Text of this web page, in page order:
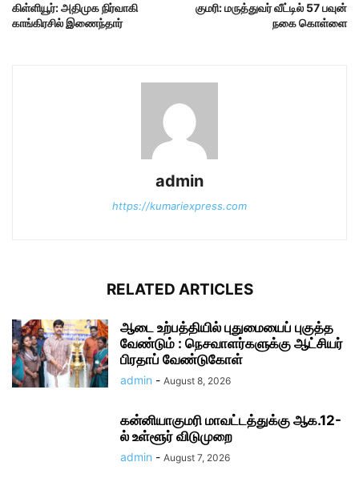
கிள்ளியூர்: அதிமுக நிர்வாகி
காங்கிரசில் இணைந்தார்
குமரி: மருத்துவர் வீட்டில் 57 பவுன்
நகை கொள்ளை
admin
https://kumariexpress.com
RELATED ARTICLES
ஆடை உற்பத்தியில் புதுமையைப் புகுத்த
வேண்டும் : நெசவாளர்களுக்கு ஆட்சியர்
பிரதாப் வேண்டுகோள்
admin - August 8, 2026
கன்னியாகுமரி மாவட்டத்துக்கு ஆக.12-
ல் உள்ளூர் விடுமுறை
admin - August 7, 2026